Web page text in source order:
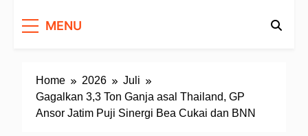
MENU
Home 2026
Juli
Gagalkan 3,3 Ton Ganja asal Thailand, GP
Ansor Jatim Puji Sinergi Bea Cukai dan BNN